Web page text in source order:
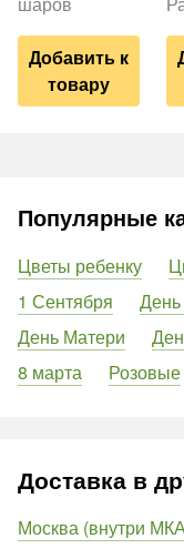
Добавить к
товару
Популярные
Цветы ребенку
1 Сентября
День Матери
8 марта
Розовые
Доставка в
Москва (внутри